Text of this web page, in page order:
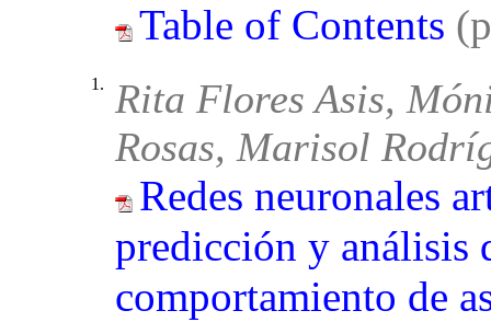
Table of Contents
1.
Rita Flores Asis,
Rosas, Marisol
Redes neuronales
predicción y análisis
comportamiento de